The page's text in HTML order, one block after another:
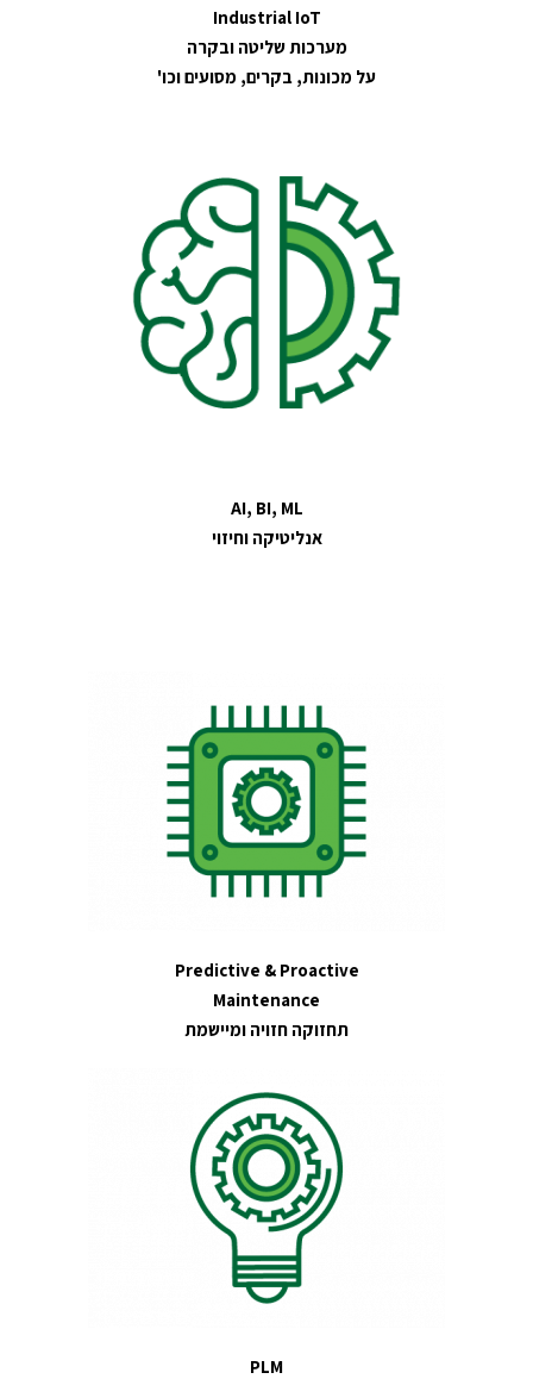
Industrial IoT
מערכות שליטה ובקרה
על מכונות, בקרים, מסועים וכו'
AI, BI, ML
אנליטיקה וחיזוי
Predictive & Proactive
Maintenance
תחזוקה חזויה ומיישמת
PLM